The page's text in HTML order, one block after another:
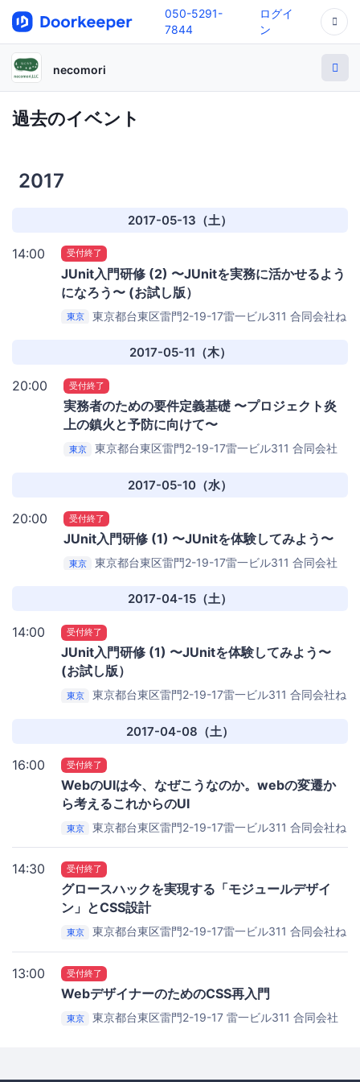
050-5291-
7844
ログイ
ン
necomori
過去のイベント
2017
2017-05-13（土）
14:00 受付終了
JUnit入門研修 (2) 〜JUnitを実務に活かせるよう
になろう〜 (お試し版）
東京
東京都台東区雷門2-19-17雷一ビル311 合同会社ね
2017-05-11（木）
20:00 受付終了
実務者のための要件定義基礎 〜プロジェクト炎
上の鎮火と予防に向けて〜
東京
東京都台東区雷門2-19-17雷一ビル311 合同会社
り 浅草オフィス2017-05-10（水）
20:00 受付終了
JUnit入門研修 (1) 〜JUnitを体験してみよう〜
東京
東京都台東区雷門2-19-17雷一ビル311 合同会社
り 浅草オフィス2017-04-15（土）
14:00 受付終了
JUnit入門研修 (1) 〜JUnitを体験してみよう〜
(お試し版）
東京
東京都台東区雷門2-19-17雷一ビル311 合同会社ね
浅草オフィス2017-04-08（土）
16:00 受付終了
WebのUIは今、なぜこうなのか。webの変遷か
ら考えるこれからのUI
東京
東京都台東区雷門2-19-17雷一ビル311 合同会社ね
浅草オフィス
14:30 受付終了
グロースハックを実現する「モジュールデザイ
ン」とCSS設計
東京
東京都台東区雷門2-19-17雷一ビル311 合同会社ね
浅草オフィス
13:00 受付終了
WebデザイナーのためのCSS再入門
東京
東京都台東区雷門2-19-17 雷一ビル311 合同会社